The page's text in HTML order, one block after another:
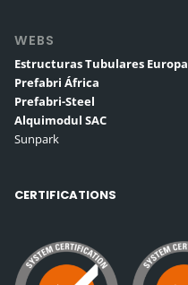
WEBS
Estructuras Tubulares Europa
Prefabri África
Prefabri-Steel
Alquimodul SAC
Sunpark
CERTIFICATIONS